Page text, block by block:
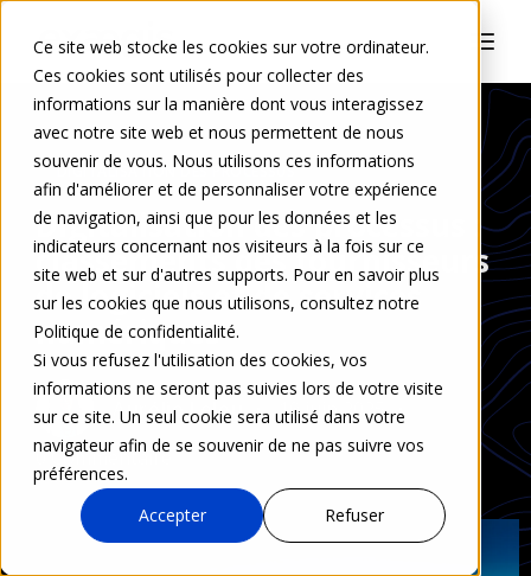
Ce site web stocke les cookies sur votre ordinateur.
Ces cookies sont utilisés pour collecter des
informations sur la manière dont vous interagissez
avec notre site web et nous permettent de nous
souvenir de vous. Nous utilisons ces informations
afin d'améliorer et de personnaliser votre expérience
de navigation, ainsi que pour les données et les
indicateurs concernant nos visiteurs à la fois sur ce
site web et sur d'autres supports. Pour en savoir plus
sur les cookies que nous utilisons, consultez notre
Politique de confidentialité.
Si vous refusez l'utilisation des cookies, vos
informations ne seront pas suivies lors de votre visite
sur ce site. Un seul cookie sera utilisé dans votre
navigateur afin de se souvenir de ne pas suivre vos
préférences.
Accepter
Refuser
DIGITALISATION DES PROCESSUS
Digitalisation des processus :
classements des fournisseurs
de logiciels et de services
numériques
Aurélie Leleu
10 juin 2025
0 Commentaire